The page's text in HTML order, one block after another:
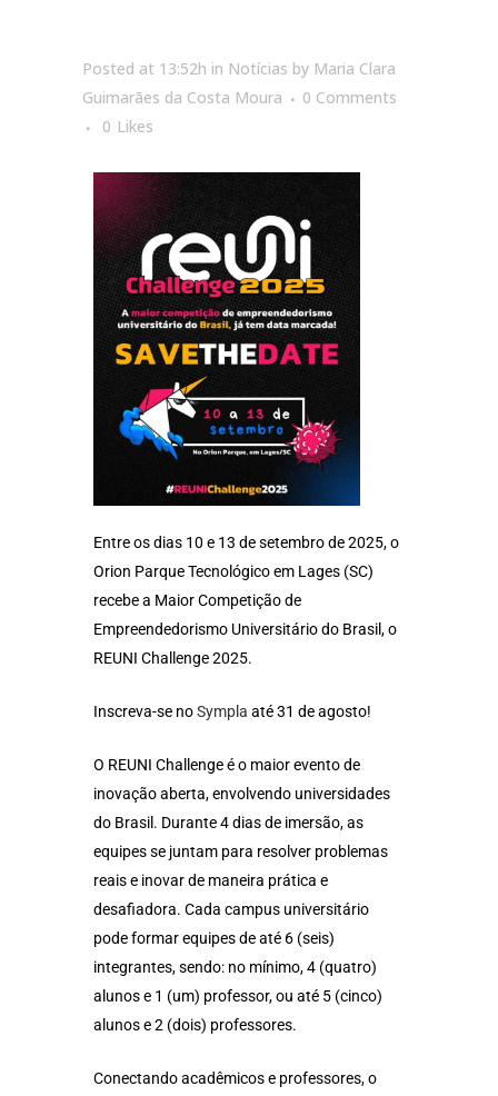
Posted at 13:52h in Notícias by Maria Clara
Guimarães da Costa Moura
0 Comments
0 Likes
Entre os dias 10 e 13 de setembro de 2025, o
Orion Parque Tecnológico em Lages (SC)
recebe a Maior Competição de
Empreendedorismo Universitário do Brasil, o
REUNI Challenge 2025.
Inscreva-se noSympla até 31 de agosto!
O REUNI Challenge é o maior evento de
inovação aberta, envolvendo universidades
do Brasil. Durante 4 dias de imersão, as
equipes se juntam para resolver problemas
reais e inovar de maneira prática e
desafiadora. Cada campus universitário
pode formar equipes de até 6 (seis)
integrantes, sendo: no mínimo, 4 (quatro)
alunos e 1 (um) professor, ou até 5 (cinco)
alunos e 2 (dois) professores.
Conectando acadêmicos e professores, o